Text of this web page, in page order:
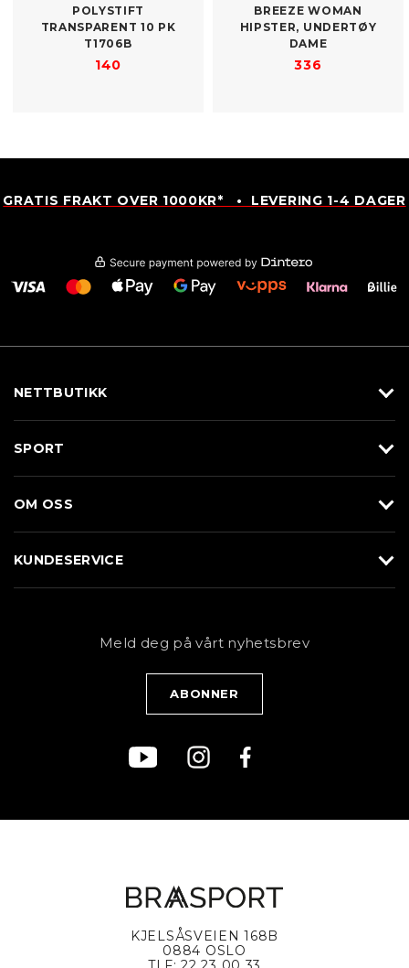
POLYSTIFT
TRANSPARENT 10 PK
T1706B
140
BREEZE WOMAN
HIPSTER, UNDERTØY
DAME
336
GRATIS FRAKT OVER 1000KR* • LEVERING 1-4 DAGER
NETTBUTIKK
Sko
Merkevarer
SPORT
Løp
Sykkel
OM OSS
KUNDESERVICE
PersonvernerklæringMeld deg på vårt nyhetsbrev
KJELSÅSVEIEN 168B
0884 OSLO